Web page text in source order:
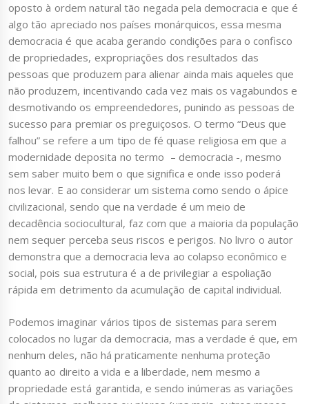
oposto à ordem natural tão negada pela democracia e que é
algo tão apreciado nos países monárquicos, essa mesma
democracia é que acaba gerando condições para o confisco
de propriedades, expropriações dos resultados das
pessoas que produzem para alienar ainda mais aqueles que
não produzem, incentivando cada vez mais os vagabundos e
desmotivando os empreendedores, punindo as pessoas de
sucesso para premiar os preguiçosos. O termo “Deus que
falhou” se refere a um tipo de fé quase religiosa em que a
modernidade deposita no termo – democracia -, mesmo
sem saber muito bem o que significa e onde isso poderá
nos levar. E ao considerar um sistema como sendo o ápice
civilizacional, sendo que na verdade é um meio de
decadência sociocultural, faz com que a maioria da população
nem sequer perceba seus riscos e perigos. No livro o autor
demonstra que a democracia leva ao colapso econômico e
social, pois sua estrutura é a de privilegiar a espoliação
rápida em detrimento da acumulação de capital individual.
Podemos imaginar vários tipos de sistemas para serem
colocados no lugar da democracia, mas a verdade é que, em
nenhum deles, não há praticamente nenhuma proteção
quanto ao direito a vida e a liberdade, nem mesmo a
propriedade está garantida, e sendo inúmeras as variações